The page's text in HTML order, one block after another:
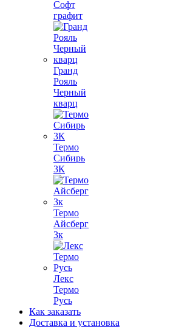
Софт
графит
Гранд
Рояль
Черный
кварц
Термо
Сибирь
3К
Термо
Айсберг
3к
Лекс
Термо
Русь
Как заказать
Доставка и установка